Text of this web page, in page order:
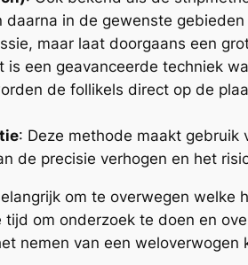
in de gewenste
maar laat doorgaans een
is een geavanceerde techniek
de follikels direct op de
: Deze methode maakt
de precisie verhogen en het
om te overwegen
om onderzoek te doen en
nemen van een weloverwogen